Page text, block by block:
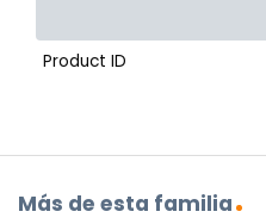
Product ID
Más de esta familia